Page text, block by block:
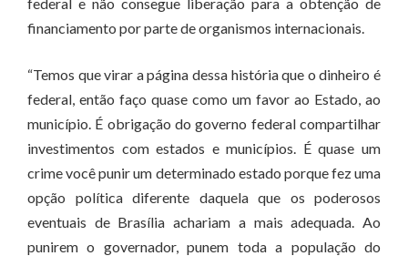
financiamento por parte de organismos internacionais.
“Temos que virar a página dessa história que o dinheiro é
federal, então faço quase como um favor ao Estado, ao
município. É obrigação do governo federal compartilhar
investimentos com estados e municípios. É quase um
crime você punir um determinado estado porque fez uma
opção política diferente daquela que os poderosos
eventuais de Brasília achariam a mais adequada. Ao
punirem o governador, punem toda a população do